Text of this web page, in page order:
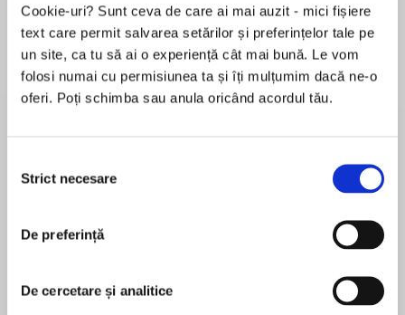
Cookie-uri? Sunt ceva de care ai mai auzit - mici fișiere
text care permit salvarea setărilor și preferințelor tale pe
un site, ca tu să ai o experiență cât mai bună. Le vom
folosi numai cu permisiunea ta și îți mulțumim dacă ne-o
oferi. Poți schimba sau anula oricând acordul tău.
consimțământului
Strict necesare
De preferință
De cercetare și analitice
Despre carte
De multe ori, angajații doar răspund la solicitări
și acceptă ordinele superiorilor fără să se
implice prea mult sau să-și aducă în vreun fel
contribuția. Iar șefii fac uz de poziția lor și pun
sunt cei care reușesc să-i atragă de partea lor
colaborare. Matt Norman prezintă strategii
eficiente pentru a-i influența pe oameni, astfel
tactice la dezvoltarea unui parteneriat strategic
fără să te folosești de autoritate, constrângere,
În acest moment nu există recenzii
Dale Carnegie & Associates .
DALE CARNEGIE & ASSOCIATES, INC. a fost